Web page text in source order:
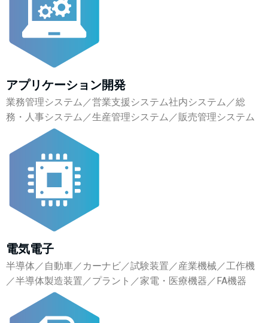
アプリケーション開発
業務管理システム／営業支援システム社内システム／総
務・人事システム／生産管理システム／販売管理システム
電気電子
半導体／自動車／カーナビ／試験装置／産業機械／工作機
／半導体製造装置／プラント／家電・医療機器／FA機器